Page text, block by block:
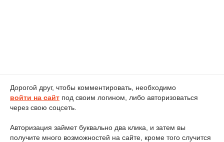
Дорогой друг, чтобы комментировать, необходимо
войти на сайт под своим логином, либо авторизоваться
через свою соцсеть.
Авторизация займет буквально два клика, и затем вы
получите много возможностей на сайте, кроме того случится